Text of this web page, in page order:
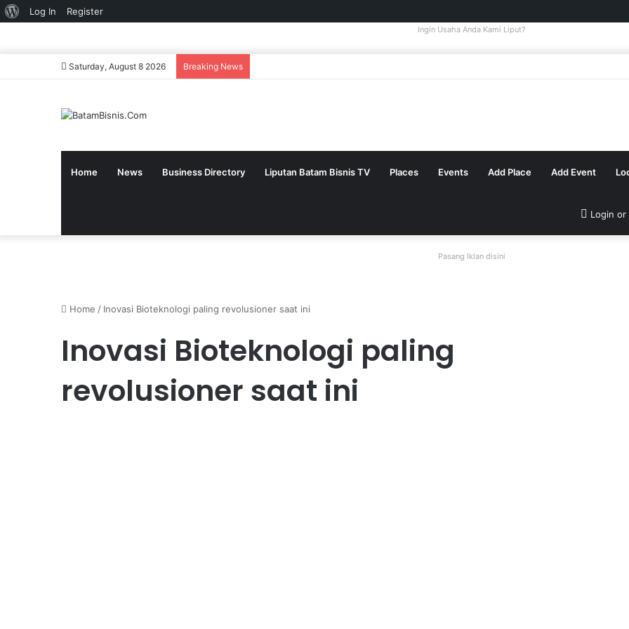
About
Log In Register
Ingin Usaha Anda Kami Liput?
Saturday, August 8 2026 Breaking News
Home News Business Directory Liputan Batam Bisnis TV Places Events Add Place Add Event
Login or
Pasang Iklan disini
Home / Inovasi Bioteknologi paling revolusioner saat ini
Inovasi Bioteknologi paling
revolusioner saat ini